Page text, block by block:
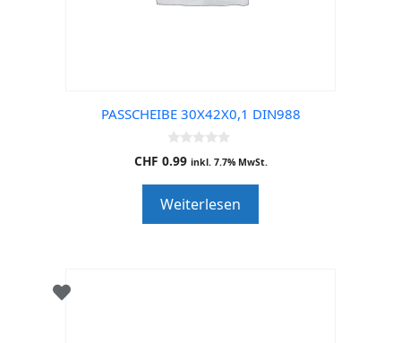
PASSCHEIBE 30X42X0,1 DIN988
0
o
o
f
5
CHF 0.99 inkl. 7.7% MwSt.
Weiterlesen